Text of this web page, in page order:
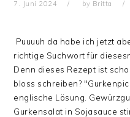
7. Juni 2024 by Britta
Puuuuh da habe ich jetzt
richtige Suchwort für
Denn dieses Rezept ist
bloss schreiben?
englische Lösung.
Gurkensalat in Sojasauce